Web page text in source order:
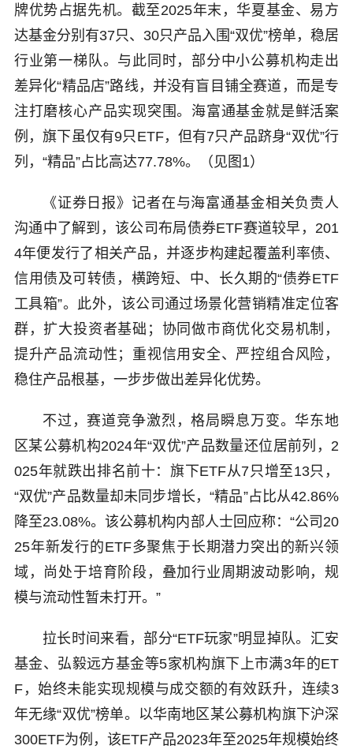
牌优势占据先机。截至2025年末，华夏基金、易方
达基金分别有37只、30只产品入围“双优”榜单，稳居
行业第一梯队。与此同时，部分中小公募机构走出
差异化“精品店”路线，并没有盲目铺全赛道，而是专
注打磨核心产品实现突围。海富通基金就是鲜活案
例，旗下虽仅有9只ETF，但有7只产品跻身“双优”行
列，“精品”占比高达77.78%。（见图1）
《证券日报》记者在与海富通基金相关负责人
沟通中了解到，该公司布局债券ETF赛道较早，201
4年便发行了相关产品，并逐步构建起覆盖利率债、
信用债及可转债，横跨短、中、长久期的“债券ETF
工具箱”。此外，该公司通过场景化营销精准定位客
群，扩大投资者基础；协同做市商优化交易机制，
提升产品流动性；重视信用安全、严控组合风险，
稳住产品根基，一步步做出差异化优势。
不过，赛道竞争激烈，格局瞬息万变。华东地
区某公募机构2024年“双优”产品数量还位居前列，2
025年就跌出排名前十：旗下ETF从7只增至13只，
“双优”产品数量却未同步增长，“精品”占比从42.86%
降至23.08%。该公募机构内部人士回应称：“公司20
25年新发行的ETF多聚焦于长期潜力突出的新兴领
域，尚处于培育阶段，叠加行业周期波动影响，规
模与流动性暂未打开。”
拉长时间来看，部分“ETF玩家”明显掉队。汇安
基金、弘毅远方基金等5家机构旗下上市满3年的ET
F，始终未能实现规模与成交额的有效跃升，连续3
年无缘“双优”榜单。以华南地区某公募机构旗下沪深
300ETF为例，该ETF产品2023年至2025年规模始终